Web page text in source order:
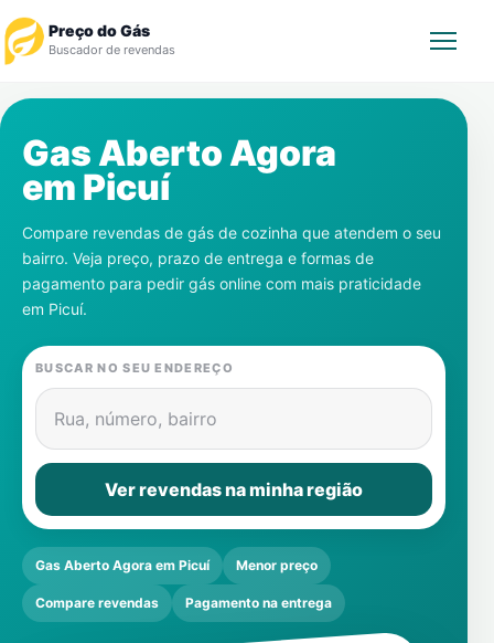
Preço do Gás
Buscador de revendas
Revendedor
Notícias
Cadastre-se
Gás
Contatos
Gas Aberto Agora
em Picuí
Compare revendas de gás de cozinha que atendem o seu
bairro. Veja preço, prazo de entrega e formas de
pagamento para pedir gás online com mais praticidade
em Picuí.
BUSCAR NO SEU ENDEREÇO
Rua, número, bairro
Ver revendas na minha região
Gas Aberto Agora em Picuí Menor preço
Compare revendas Pagamento na entrega